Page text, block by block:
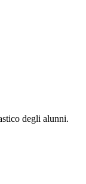
degli alunni.